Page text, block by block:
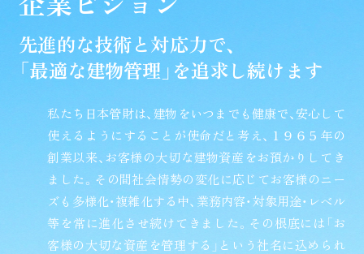
先進的な技術と対応力で、
「最適な建物管理」を追求し続けます
私たち日本管財は、建物をいつまでも健康で、安心して
使えるようにすることが使命だと考え、１９６５年の
創業以来、お客様の大切な建物資産をお預かりしてき
ました。その間社会情勢の変化に応じてお客様のニー
ズも多様化・複雑化する中、業務内容・対象用途・レベル
等を常に進化させ続けてきました。その根底には「お
客様の大切な資産を管理する」という社名に込められ